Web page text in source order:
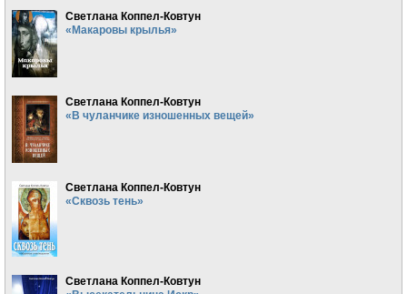
Светлана Коппел-Ковтун
«Макаровы крылья»
Светлана Коппел-Ковтун
«В чуланчике изношенных вещей»
Светлана Коппел-Ковтун
«Сквозь тень»
Светлана Коппел-Ковтун